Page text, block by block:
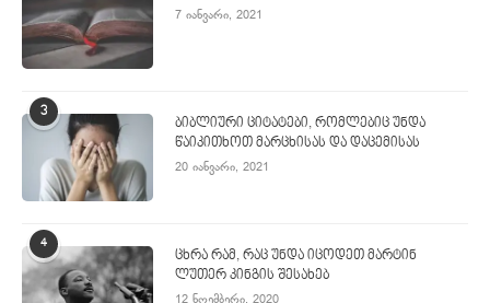
7 იანვარი, 2021
3
ბიბლიური ციტატები, რომლებიც უნდა
წაიკითხოთ მარცხისას და დაცემისას
20 იანვარი, 2021
4
ცხრა რამ, რაც უნდა იცოდეთ მარტინ
ლუთერ კინგის შესახებ
12 ნოემბერი, 2020